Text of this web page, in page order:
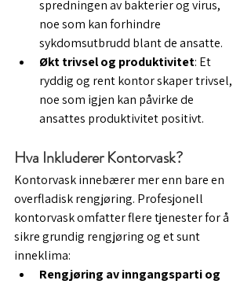
spredningen av bakterier og virus,
noe som kan forhindre
sykdomsutbrudd blant de ansatte.
Økt trivsel og produktivitet: Et
ryddig og rent kontor skaper trivsel,
noe som igjen kan påvirke de
ansattes produktivitet positivt.
Hva Inkluderer Kontorvask?
Kontorvask innebærer mer enn bare en
overfladisk rengjøring. Profesjonell
kontorvask omfatter flere tjenester for å
sikre grundig rengjøring og et sunt
inneklima:
Rengjøring av inngangsparti og